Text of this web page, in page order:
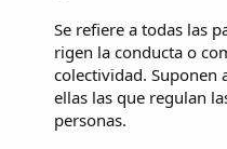
Se refiere a todas las
rigen la conducta o
colectividad. Suponen
ellas las que regulan
personas.